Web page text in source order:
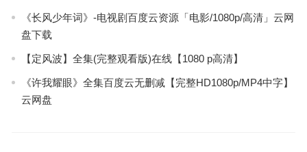
《长风少年词》-电视剧百度云资源「电影/1080p/高清」云网
盘下载
【定风波】全集(完整观看版)在线【1080 p高清】
《许我耀眼》全集百度云无删减【完整HD1080p/MP4中字】
云网盘